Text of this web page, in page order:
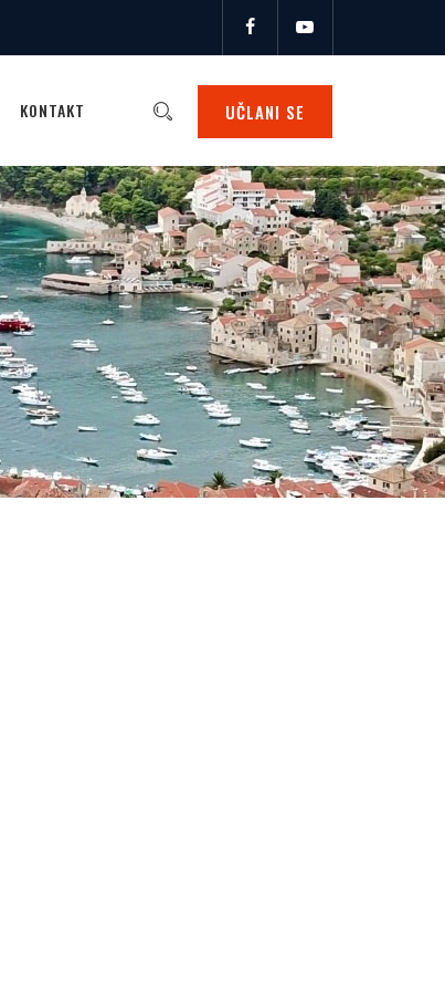
UČLANI SE
KONTAKT